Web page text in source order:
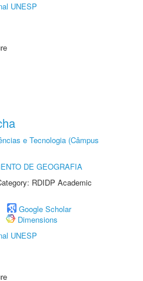
UNESP
e Tecnologia (Câmpus
DE GEOGRAFIA
RDIDP Academic
Google Scholar
Dimensions
UNESP